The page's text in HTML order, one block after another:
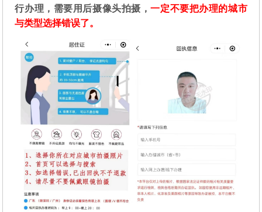
行办理，需要用后摄像头拍摄，一定不要把办理的城市
与类型选择错误了。